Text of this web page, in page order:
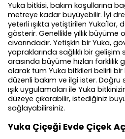
Yuka bitkisi, bakım koşullarına
metreye kadar büyüyebilir. İyi
yeterli ışıkta yetiştirilen Yuka'lar,
gösterir. Genellikle yıllık büyüme
civarındadır. Yetişkin bir Yuka,
yapraklarında sağlıklı bir gelişim
arasında büyüme hızları
olarak tüm Yuka bitkileri belirli
düzenli bakım ve ilgi ister.
ışık uygulamaları ile Yuka
düzeye çıkarabilir, istediğiniz
sağlayabilirsiniz.
Yuka Çiçeği Evde Çiçek